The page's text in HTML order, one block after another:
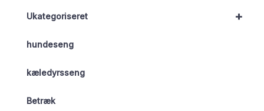
+
Ukategoriseret
hundeseng
kæledyrsseng
Betræk